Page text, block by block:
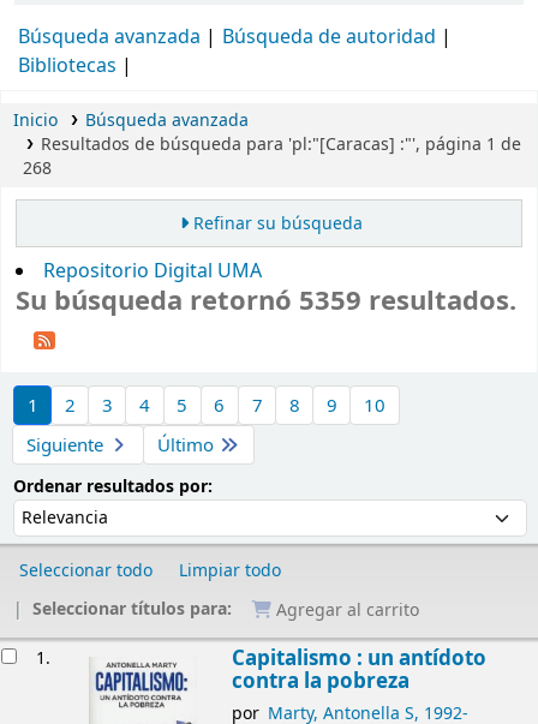
Búsqueda avanzada
Búsqueda de autoridad
Bibliotecas
Inicio
Búsqueda avanzada
Resultados de búsqueda para 'pl:"[Caracas] :"', página 1 de
268
Refinar su búsqueda
Repositorio Digital UMA
Su búsqueda retornó 5359 resultados.
1 2 3 4 5 6 7 8 9
10
Siguiente
Último
Ordenar resultados por:
Seleccionar todo
Limpiar todo
Seleccionar títulos para:
Agregar al carrito
1. Capitalismo : un antídoto
contra la pobreza
por Marty, Antonella S, 1992-